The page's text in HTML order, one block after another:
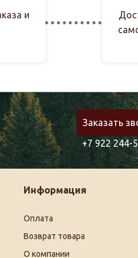
и
Заказать
+7 922 244-
Информация
Оплата
Возврат товара
О компании